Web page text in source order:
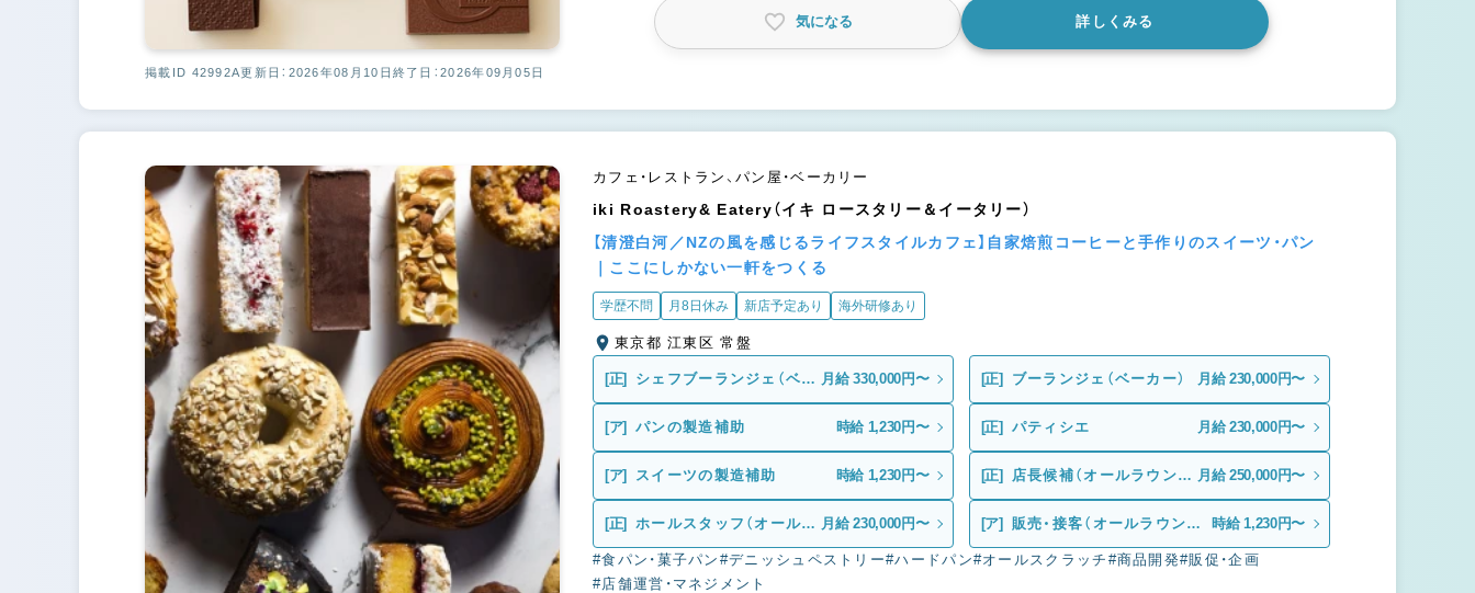
気になる 詳しくみる
掲載ID 42992A更新日：2026年08月10日 終了日：2026年09月05日
カフェ・レストラン、パン屋・ベーカリー
iki Roastery& Eatery（イキ ロースタリー＆イータリー）
【清澄白河／NZの風を感じるライフスタイルカフェ】自家焙煎コーヒーと手作りのスイーツ・パン
｜ここにしかない一軒をつくる
学歴不問 月8日休み 新店予定あり 海外研修あり
東京都 江東区 常盤
[正]
シェフブーランジェ（ベー
カー）
月給 330,000円〜 [正] ブーランジェ（ベーカー） 月給 230,000円〜
[ア] パンの製造補助 時給 1,230円〜 [正] パティシエ 月給 230,000円〜
[ア] スイーツの製造補助 時給 1,230円〜 [正]
店長候補（オールラウンダ
ー）
月給 250,000円〜
[正]
ホールスタッフ（オールラ
ウンダー）
月給 230,000円〜 [ア]
販売・接客（オールラウンダ
ー）
時給 1,230円〜
#食パン・菓子パン #デニッシュペストリー#ハードパン#オールスクラッチ #商品開発#販促・企画
#店舗運営・マネジメント